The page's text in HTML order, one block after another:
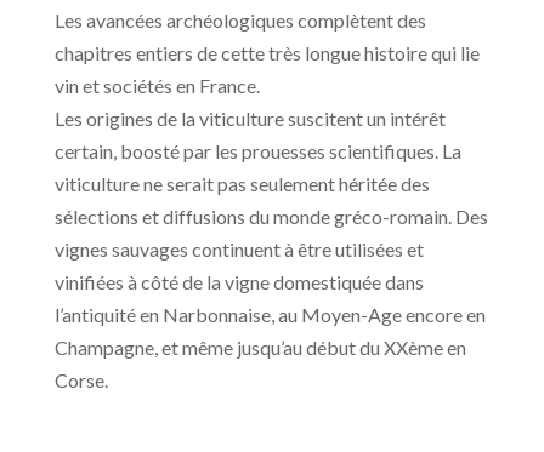
Les avancées archéologiques complètent des
chapitres entiers de cette très longue histoire qui lie
vin et sociétés en France.
Les origines de la viticulture suscitent un intérêt
certain, boosté par les prouesses scientifiques. La
viticulture ne serait pas seulement héritée des
sélections et diffusions du monde gréco-romain. Des
vignes sauvages continuent à être utilisées et
vinifiées à côté de la vigne domestiquée dans
l’antiquité en Narbonnaise, au Moyen-Age encore en
Champagne, et même jusqu’au début du XXème en
Corse.